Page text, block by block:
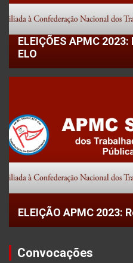
ELEIÇÕES APMC
ELO
ELEIÇÃO APMC 2023:
Convocações